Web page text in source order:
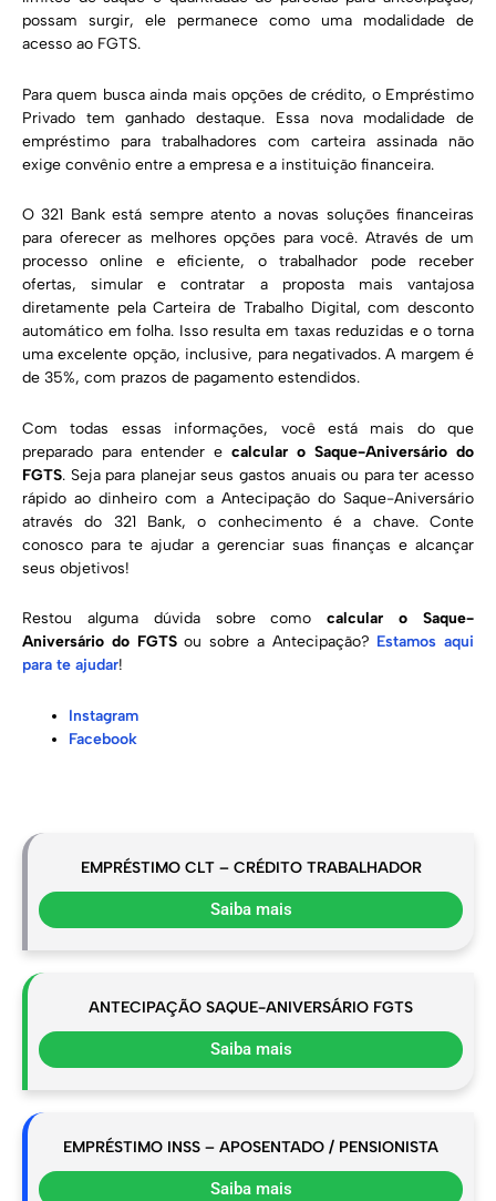
possam surgir, ele permanece como uma modalidade de
acesso ao FGTS.
Para quem busca ainda mais opções de crédito, o Empréstimo
Privado tem ganhado destaque. Essa nova modalidade de
empréstimo para trabalhadores com carteira assinada não
exige convênio entre a empresa e a instituição financeira.
O 321 Bank está sempre atento a novas soluções financeiras
para oferecer as melhores opções para você. Através de um
processo online e eficiente, o trabalhador pode receber
ofertas, simular e contratar a proposta mais vantajosa
diretamente pela Carteira de Trabalho Digital, com desconto
automático em folha. Isso resulta em taxas reduzidas e o torna
uma excelente opção, inclusive, para negativados. A margem é
de 35%, com prazos de pagamento estendidos.
Com todas essas informações, você está mais do que
preparado para entender e calcular o Saque-Aniversário do
FGTS. Seja para planejar seus gastos anuais ou para ter acesso
rápido ao dinheiro com a Antecipação do Saque-Aniversário
através do 321 Bank, o conhecimento é a chave. Conte
conosco para te ajudar a gerenciar suas finanças e alcançar
seus objetivos!
Restou alguma dúvida sobre comocalcular o Saque-
Aniversário do FGTSou sobre a Antecipação? Estamos aqui
para te ajudar!
Instagram
Facebook
EMPRÉSTIMO CLT – CRÉDITO TRABALHADOR
Saiba mais
ANTECIPAÇÃO SAQUE-ANIVERSÁRIO FGTS
Saiba mais
EMPRÉSTIMO INSS – APOSENTADO / PENSIONISTA
Saiba mais